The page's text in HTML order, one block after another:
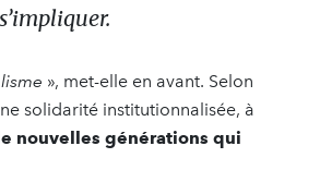
», met-elle en avant. Selon
solidarité institutionnalisée, à
nouvelles générations qui